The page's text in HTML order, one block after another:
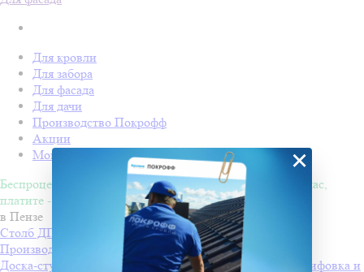
Для кровли
Для забора
Для фасада
Для дачи
Производство Покрофф
Акции
Монтаж
Беспроцентная рассрочка на 4 месяца. Покупайте - сейчас,
платите - потом!
в Пензе
Столб ДПК Grand Line 100х100мм тиснение (на трубу)
Производитель
Grand Line
Доска-ступень стартовая ДПК Grand Line 160х22мм шлифовка и
×